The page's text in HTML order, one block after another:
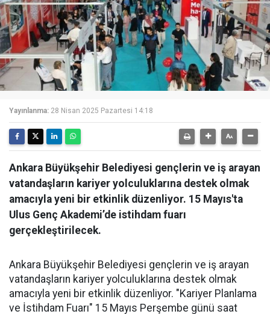
Yayınlanma: 28 Nisan 2025 Pazartesi 14:18
Ankara Büyükşehir Belediyesi gençlerin ve iş arayan
vatandaşların kariyer yolculuklarına destek olmak
amacıyla yeni bir etkinlik düzenliyor. 15 Mayıs'ta
Ulus Genç Akademi’de istihdam fuarı
gerçekleştirilecek.
Ankara Büyükşehir Belediyesi gençlerin ve iş arayan
vatandaşların kariyer yolculuklarına destek olmak
amacıyla yeni bir etkinlik düzenliyor. "Kariyer Planlama
ve İstihdam Fuarı" 15 Mayıs Perşembe günü saat